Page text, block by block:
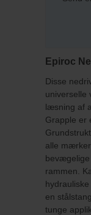
Epiroc
Disse
universelle
læsning af
Grapple er
alle
rammen.
en
tunge